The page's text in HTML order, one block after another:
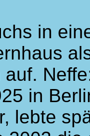
in
in
lebte